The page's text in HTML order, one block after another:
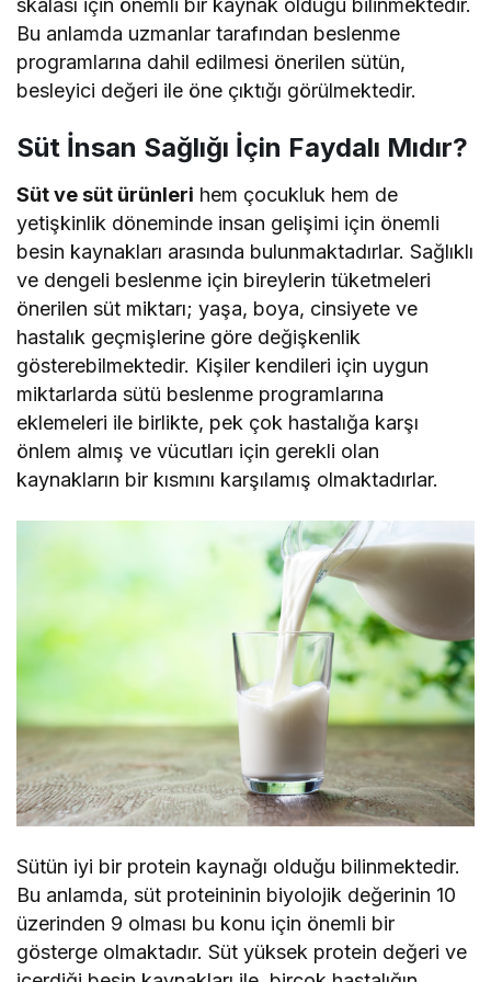
skalası için önemli bir kaynak olduğu bilinmektedir.
Bu anlamda uzmanlar tarafından beslenme
programlarına dahil edilmesi önerilen sütün,
besleyici değeri ile öne çıktığı görülmektedir.
Süt İnsan Sağlığı İçin Faydalı Mıdır?
Süt ve süt ürünleri hem çocukluk hem de
yetişkinlik döneminde insan gelişimi için önemli
besin kaynakları arasında bulunmaktadırlar. Sağlıklı
ve dengeli beslenme için bireylerin tüketmeleri
önerilen süt miktarı; yaşa, boya, cinsiyete ve
hastalık geçmişlerine göre değişkenlik
gösterebilmektedir. Kişiler kendileri için uygun
miktarlarda sütü beslenme programlarına
eklemeleri ile birlikte, pek çok hastalığa karşı
önlem almış ve vücutları için gerekli olan
kaynakların bir kısmını karşılamış olmaktadırlar.
Sütün iyi bir protein kaynağı olduğu bilinmektedir.
Bu anlamda, süt proteininin biyolojik değerinin 10
üzerinden 9 olması bu konu için önemli bir
gösterge olmaktadır. Süt yüksek protein değeri ve